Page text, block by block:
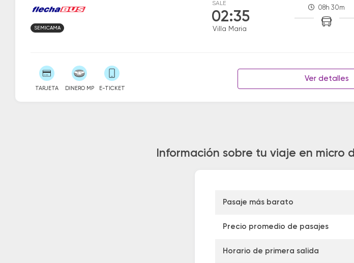
SALE
02:35
Villa Maria
08h 30m
SEMICAMA
TARJETA DINERO MP E-TICKET
Ver detalles
Información sobre tu viaje en micro
Pasaje más barato
Precio promedio de pasajes
Horario de primera salida